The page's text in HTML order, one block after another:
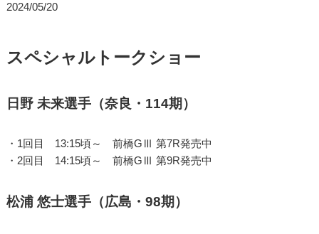
2024/05/20
スペシャルトークショー
日野 未来選手（奈良・114期）
・1回目 13:15頃～ 前橋GⅢ 第7R発売中
・2回目 14:15頃～ 前橋GⅢ 第9R発売中
松浦 悠士選手（広島・98期）